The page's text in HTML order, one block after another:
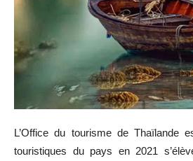
L’Office du tourisme de Thaïlande
touristiques du pays en 2021